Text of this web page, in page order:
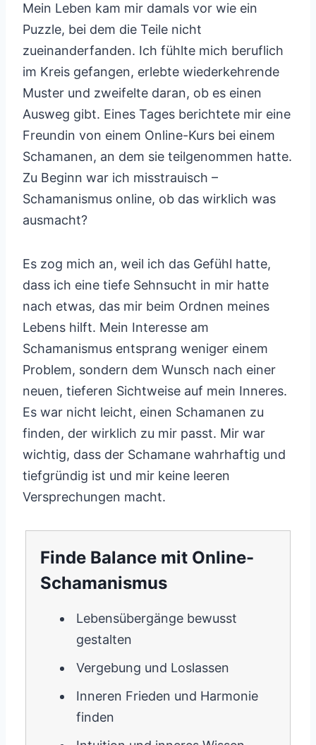
Mein Leben kam mir damals vor wie ein
Puzzle, bei dem die Teile nicht
zueinanderfanden. Ich fühlte mich beruflich
im Kreis gefangen, erlebte wiederkehrende
Muster und zweifelte daran, ob es einen
Ausweg gibt. Eines Tages berichtete mir eine
Freundin von einem Online-Kurs bei einem
Schamanen, an dem sie teilgenommen hatte.
Zu Beginn war ich misstrauisch –
Schamanismus online, ob das wirklich was
ausmacht?
Es zog mich an, weil ich das Gefühl hatte,
dass ich eine tiefe Sehnsucht in mir hatte
nach etwas, das mir beim Ordnen meines
Lebens hilft. Mein Interesse am
Schamanismus entsprang weniger einem
Problem, sondern dem Wunsch nach einer
neuen, tieferen Sichtweise auf mein Inneres.
Es war nicht leicht, einen Schamanen zu
finden, der wirklich zu mir passt. Mir war
wichtig, dass der Schamane wahrhaftig und
tiefgründig ist und mir keine leeren
Versprechungen macht.
Finde Balance mit Online-
Schamanismus
Lebensübergänge bewusst
gestalten
Vergebung und Loslassen
Inneren Frieden und Harmonie
finden